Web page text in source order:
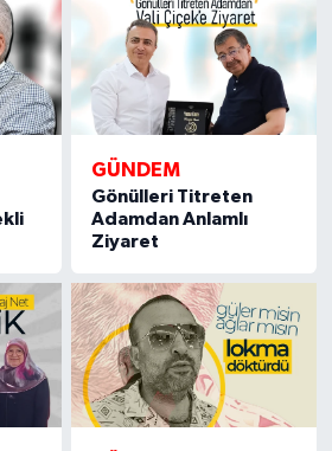
GÜNDEM
Gönülleri Titreten
Adamdan Anlamlı
Ziyaret